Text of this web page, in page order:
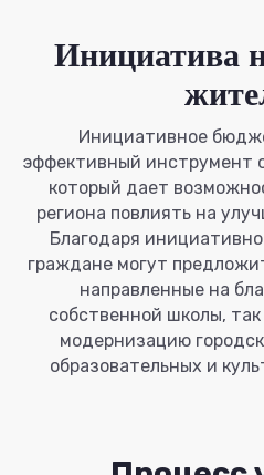
Инициатива
Инициативное
эффективный инструмент
который дает
региона повлиять на
Благодаря
граждане могут
направленные на
собственной школы,
модернизацию
образовательных и